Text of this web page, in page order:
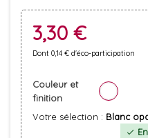
3,30 €
Dont 0,14 € d'éco-participation
Couleur et
finition
Votre sélection : Blanc
check